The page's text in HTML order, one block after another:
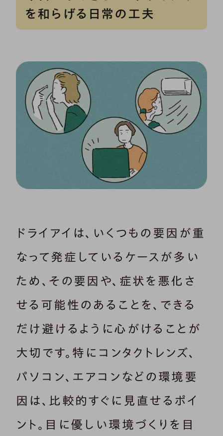
を和らげる日常の工夫
ドライアイは、いくつもの要因が重
なって発症しているケースが多い
ため、その要因や、症状を悪化さ
せる可能性のあることを、できる
だけ避けるように心がけることが
大切です。特にコンタクトレンズ、
パソコン、エアコンなどの環境要
因は、比較的すぐに見直せるポイ
ント。目に優しい環境づくりを目